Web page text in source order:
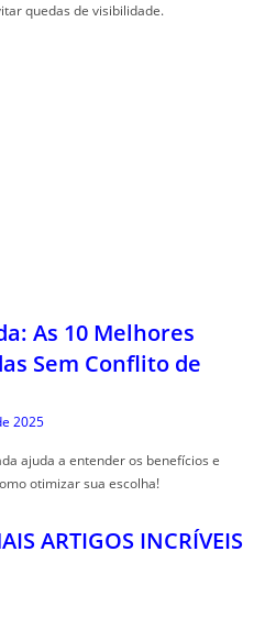
quedas de visibilidade.
As 10 Melhores
Sem Conflito de
2025
ajuda a entender os benefícios e
otimizar sua escolha!
ARTIGOS INCRÍVEIS